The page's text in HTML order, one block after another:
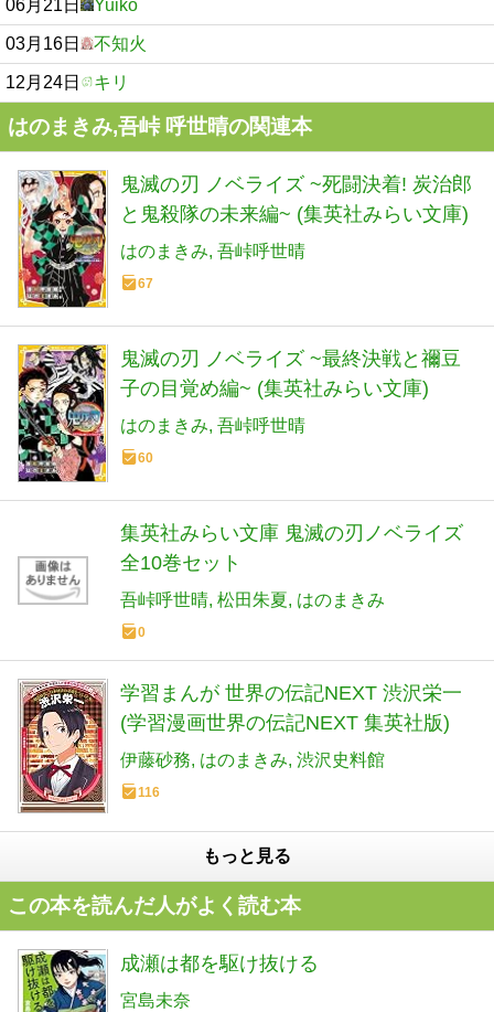
06月21日 Yuiko
03月16日 不知火
12月24日 キリ
はのまきみ,吾峠 呼世晴の関連本
鬼滅の刃 ノベライズ ~死闘決着! 炭治郎
と鬼殺隊の未来編~ (集英社みらい文庫)
はのまきみ 吾峠呼世晴
67
鬼滅の刃 ノベライズ ~最終決戦と禰豆
子の目覚め編~ (集英社みらい文庫)
はのまきみ 吾峠呼世晴
60
集英社みらい文庫 鬼滅の刃ノベライズ
全10巻セット
吾峠呼世晴 松田朱夏 はのまきみ
0
学習まんが 世界の伝記NEXT 渋沢栄一
(学習漫画世界の伝記NEXT 集英社版)
伊藤砂務 はのまきみ 渋沢史料館
116
もっと見る
この本を読んだ人がよく読む本
成瀬は都を駆け抜ける
宮島未奈